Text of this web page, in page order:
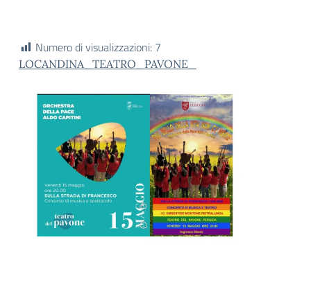
Numero di visualizzazioni: 7
LOCANDINA_TEATRO_PAVONE_